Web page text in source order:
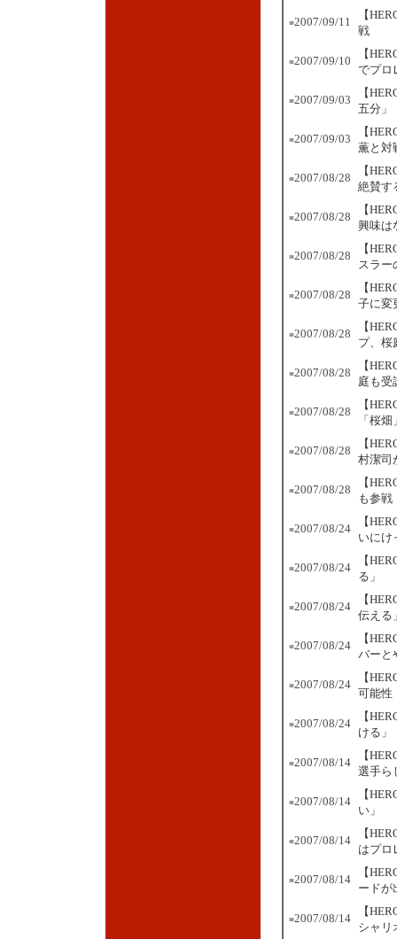
■2007/09/11
【
戦
■2007/09/10
【
でプロ
■2007/09/03
【
五分」
■2007/09/03
【
薫と対
■2007/08/28
【
絶賛す
■2007/08/28
【
興味は
■2007/08/28
【
スラー
■2007/08/28
【
子に変
■2007/08/28
【
プ、桜
■2007/08/28
【
庭も受
■2007/08/28
【
「桜畑
■2007/08/28
【
村潔司
■2007/08/28
【
も参戦
■2007/08/24
【
いにけ
■2007/08/24
【
る」
■2007/08/24
【
伝える
■2007/08/24
【
バーと
■2007/08/24
【
可能性
■2007/08/24
【
ける」
■2007/08/14
【
選手ら
■2007/08/14
【
い」
■2007/08/14
【
はプロ
■2007/08/14
【
ードが
■2007/08/14
【
シャリ